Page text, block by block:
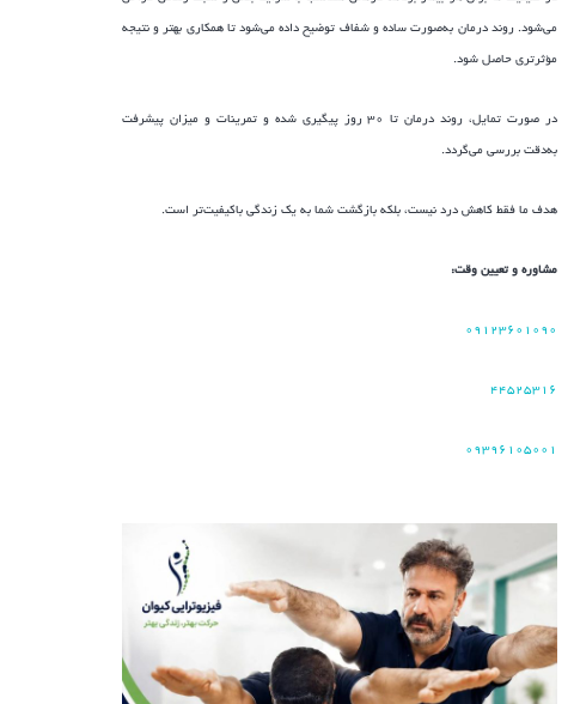
می‌شود. روند درمان به‌صورت ساده و شفاف توضیح داده می‌شود تا همکاری بهتر و نتیجه
مؤثرتری حاصل شود.
در صورت تمایل، روند درمان تا ۳۰ روز پیگیری شده و تمرینات و میزان پیشرفت
به‌دقت بررسی می‌گردد.
هدف ما فقط کاهش درد نیست، بلکه بازگشت شما به یک زندگی باکیفیت‌تر است.
مشاوره و تعیین وقت:
۰۹۱۲۳۶۰۱۰۹۰
۴۴۵۲۵۳۱۶
۰۹۳۹۶۱۰۵۰۰۱